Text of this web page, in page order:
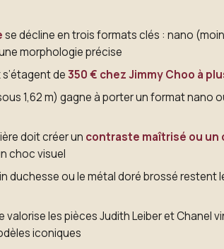
se décline en trois formats clés : nano
morphologie précise
de350 € chez Jimmy Choo à
1,62 m) gagne à porter un format nano
doit créer un contraste maîtrisé ou un
choc visuel
duchesse ou le métal doré brossé restent
valorise les pièces Judith Leiber et Chanel
iconiques